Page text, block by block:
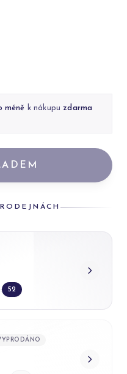
méně k nákupu zdarma
52